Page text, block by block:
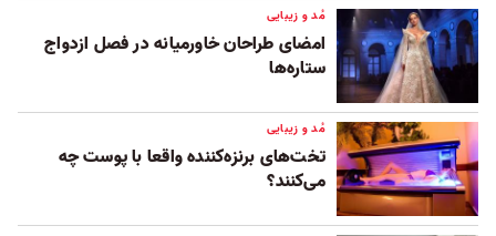
مُد و زیبایی
امضای طراحان خاورمیانه در فصل ازدواج
ستاره‌ها
مُد و زیبایی
تخت‌های برنزه‌کننده واقعا با پوست چه
می‌کنند؟